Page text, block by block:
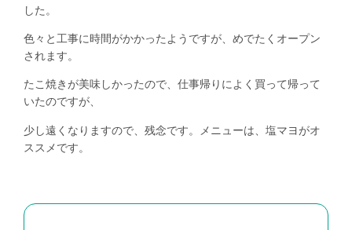
した。
色々と工事に時間がかかったようですが、めでたくオープン
されます。
たこ焼きが美味しかったので、仕事帰りによく買って帰って
いたのですが、
少し遠くなりますので、残念です。メニューは、塩マヨがオ
ススメです。